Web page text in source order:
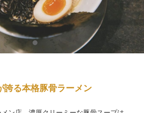
誇る本格豚骨ラーメン